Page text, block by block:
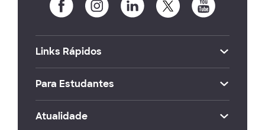
Links Rápidos
Para Estudantes
Atualidade